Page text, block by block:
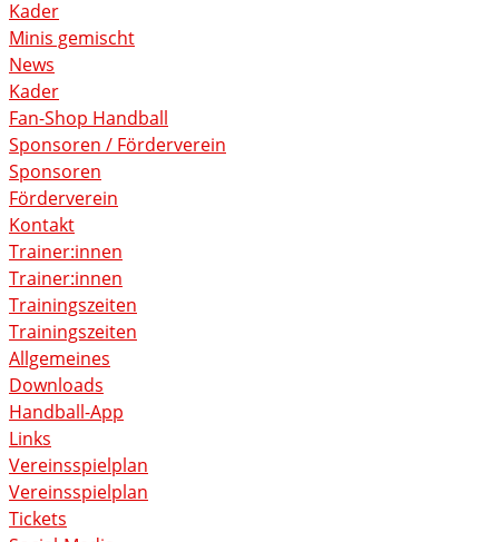
Kader
Minis gemischt
News
Kader
Fan-Shop Handball
Sponsoren / Förderverein
Sponsoren
Förderverein
Kontakt
Trainer:innen
Trainer:innen
Trainingszeiten
Trainingszeiten
Allgemeines
Downloads
Handball-App
Links
Vereinsspielplan
Vereinsspielplan
Tickets